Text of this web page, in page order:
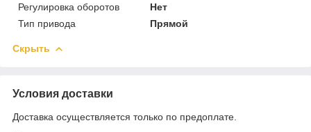
Регулировка оборотов
Нет
Тип привода
Прямой
Скрыть
Условия доставки
Доставка осуществляется только по предоплате.